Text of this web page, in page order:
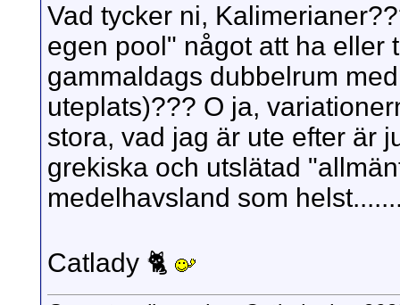
Vad tycker ni,
egen pool" något att ha eller
gammaldags dubbelrum
uteplats)??? O ja,
stora, vad jag är ute efter är
grekiska och utslätad
medelhavsland som
Catlady 🐈